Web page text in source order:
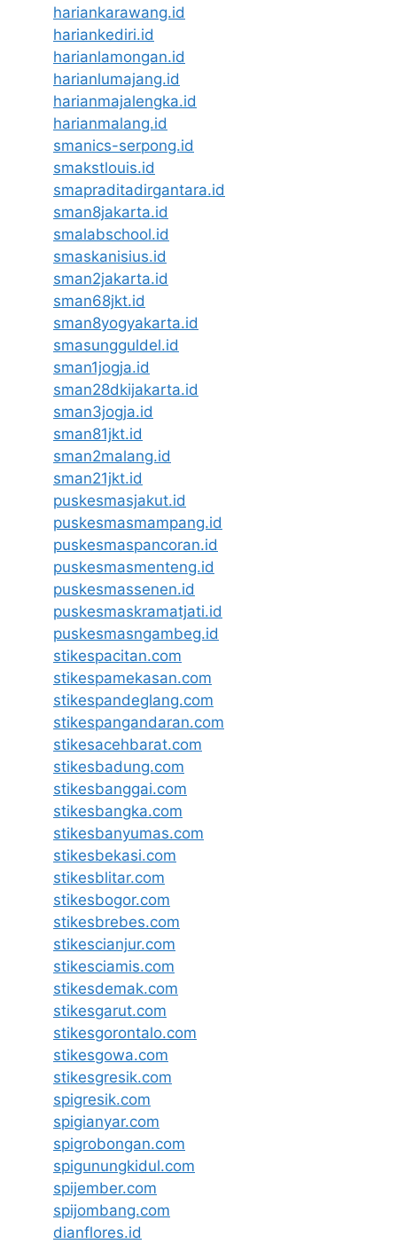
hariankarawang.id
hariankediri.id
harianlamongan.id
harianlumajang.id
harianmajalengka.id
harianmalang.id
smanics-serpong.id
smakstlouis.id
smapraditadirgantara.id
sman8jakarta.id
smalabschool.id
smaskanisius.id
sman2jakarta.id
sman68jkt.id
sman8yogyakarta.id
smasungguldel.id
sman1jogja.id
sman28dkijakarta.id
sman3jogja.id
sman81jkt.id
sman2malang.id
sman21jkt.id
puskesmasjakut.id
puskesmasmampang.id
puskesmaspancoran.id
puskesmasmenteng.id
puskesmassenen.id
puskesmaskramatjati.id
puskesmasngambeg.id
stikespacitan.com
stikespamekasan.com
stikespandeglang.com
stikespangandaran.com
stikesacehbarat.com
stikesbadung.com
stikesbanggai.com
stikesbangka.com
stikesbanyumas.com
stikesbekasi.com
stikesblitar.com
stikesbogor.com
stikesbrebes.com
stikescianjur.com
stikesciamis.com
stikesdemak.com
stikesgarut.com
stikesgorontalo.com
stikesgowa.com
stikesgresik.com
spigresik.com
spigianyar.com
spigrobongan.com
spigunungkidul.com
spijember.com
spijombang.com
dianflores.id